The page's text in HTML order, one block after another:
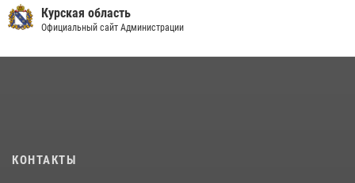
первого этапа фотоконкурса «В объективе Росгвардия»
22 июля 2026, 12:38 2
Курская область
Официальный сайт Администрации
КОНТАКТЫ